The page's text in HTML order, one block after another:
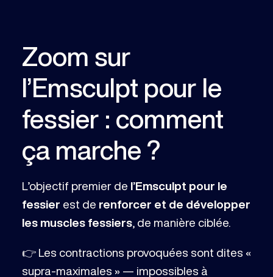
Zoom sur
l’Emsculpt pour le
fessier : comment
ça marche ?
L’objectif premier de l’Emsculpt pour le
fessier est de renforcer et de développer
les muscles fessiers, de manière ciblée.
👉 Les contractions provoquées sont dites «
supra-maximales » — impossibles à